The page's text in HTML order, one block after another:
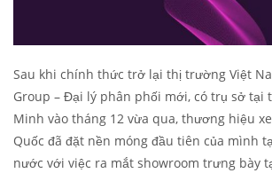
Sau khi chính thức trở lại thị trường Việt
Group – Đại lý phân phối mới, có trụ sở tại
Minh vào tháng 12 vừa qua, thương hiệu
Quốc đã đặt nền móng đầu tiên của mình
nước với việc ra mắt showroom trưng bày